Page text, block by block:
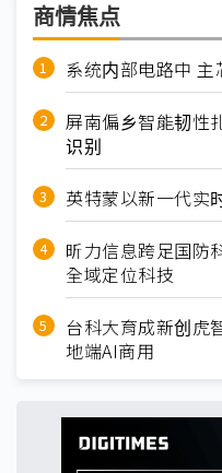
商情焦点
系统内部电路中
屏南偏乡智能韧性
识别
英特蒙以新一代实
昕力信息跨足国防
全域定位科技
台科大育成新创虎
地端AI商用